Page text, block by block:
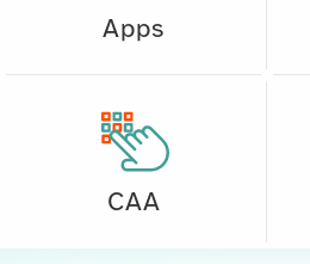
Apps
CAA